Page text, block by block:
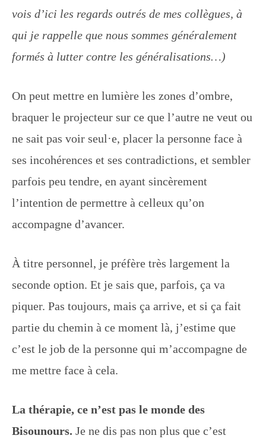
vois d’ici les regards outrés de mes collègues, à
qui je rappelle que nous sommes généralement
formés à lutter contre les généralisations…)
On peut mettre en lumière les zones d’ombre,
braquer le projecteur sur ce que l’autre ne veut ou
ne sait pas voir seul·e, placer la personne face à
ses incohérences et ses contradictions, et sembler
parfois peu tendre, en ayant sincèrement
l’intention de permettre à celleux qu’on
accompagne d’avancer.
À titre personnel, je préfère très largement la
seconde option. Et je sais que, parfois, ça va
piquer. Pas toujours, mais ça arrive, et si ça fait
partie du chemin à ce moment là, j’estime que
c’est le job de la personne qui m’accompagne de
me mettre face à cela.
La thérapie, ce n’est pas le monde des
Bisounours. Je ne dis pas non plus que c’est